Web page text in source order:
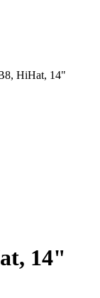
HiHat, 14"
14"